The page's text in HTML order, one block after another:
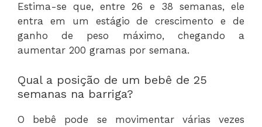
Estima-se que, entre 26 e 38 semanas, ele
entra em um estágio de crescimento e de
ganho de peso máximo, chegando a
aumentar 200 gramas por semana.
Qual a posição de um bebê de 25
semanas na barriga?
O bebê pode se movimentar várias vezes